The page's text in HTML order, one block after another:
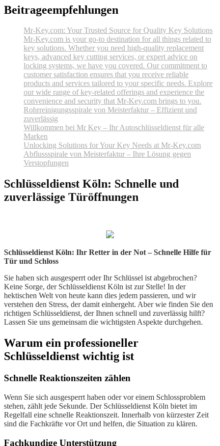
Beitrageempfehlungen
Mr-Key.com: Your Trusted Source for Quality Key Solutions
Mr-Key.com is your go-to destination for all things related to
key solutions. Whether you need high-quality replacement
keys, advanced key cutting services, or expert advice on
locking systems, we have you covered. Our commitment to
customer satisfaction ensures that you receive reliable
products and services tailored to your specific needs. Explore
our wide range of key-related offerings and experience the
convenience and security that Mr-Key.com brings to you.
Rohrreinigungsspirale von Meisterfaktur – Effizient und
zuverlässig
Willkommen bei Mr Key – Ihr Autoschlüsseldienst für alle
Marken
Unlocking Solutions for Your Key Needs at Mr-Key.com
Abflussspirale von Meisterfaktur – Ihre Lösung gegen
Verstopfungen
Schlüsseldienst Köln: Schnelle und
zuverlässige Türöffnungen
Schlüsseldienst Köln: Ihr Retter in der Not – Schnelle Hilfe für
Tür und Schloss
Sie haben sich ausgesperrt oder Ihr Schlüssel ist abgebrochen?
Keine Sorge, der Schlüsseldienst Köln ist zur Stelle! In der
hektischen Welt von heute kann dies jedem passieren, und wir
verstehen den Stress, der damit einhergeht. Aber wie finden Sie den
richtigen Schlüsseldienst, der Ihnen schnell und zuverlässig hilft?
Lassen Sie uns gemeinsam die wichtigsten Aspekte durchgehen.
Warum ein professioneller
Schlüsseldienst wichtig ist
Schnelle Reaktionszeiten zählen
Wenn Sie sich ausgesperrt haben oder vor einem Schlossproblem
stehen, zählt jede Sekunde. Der Schlüsseldienst Köln bietet im
Regelfall eine schnelle Reaktionszeit. Innerhalb von kürzester Zeit
sind die Fachkräfte vor Ort und helfen, die Situation zu klären.
Fachkundige Unterstützung